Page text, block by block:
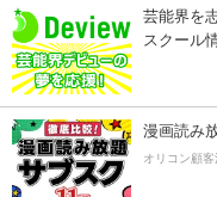
芸能界を
スクール
漫画読み
オリコン顧